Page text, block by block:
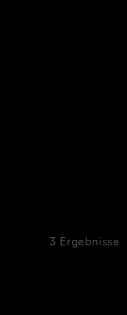
3 Ergebnisse